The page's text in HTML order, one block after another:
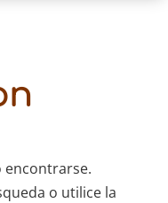
encontrarse.
o utilice la